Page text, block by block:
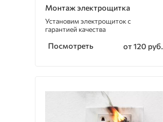
Монтаж электрощитка
Установим электрощиток с
гарантией качества
Посмотреть от 120 руб.